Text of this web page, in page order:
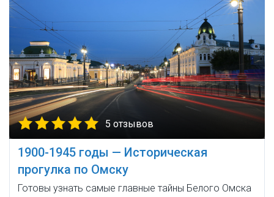
5 отзывов
1900-1945 годы — Историческая
прогулка по Омску
Готовы узнать самые главные тайны Белого Омска